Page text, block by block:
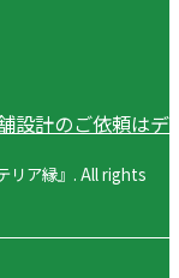
設計のご依頼は
リア縁』. All rights